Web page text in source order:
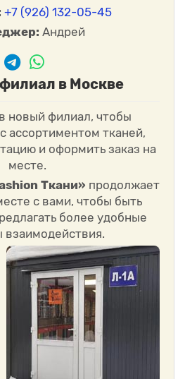
+7 (926) 132-05-45
Андрей
в Москве
новый филиал, чтобы
ассортиментом тканей,
и оформить заказ на
месте.
Ткани» продолжает
с вами, чтобы быть
более удобные
взаимодействия.